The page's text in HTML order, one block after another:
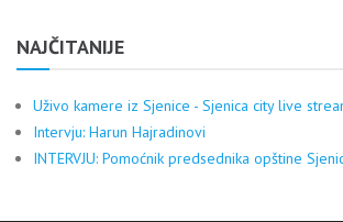
NAJČITANIJE
Uživo kamere iz Sjenice - Sjenica city live
Intervju: Harun Hajradinovi
INTERVJU: Pomoćnik predsednika opštine